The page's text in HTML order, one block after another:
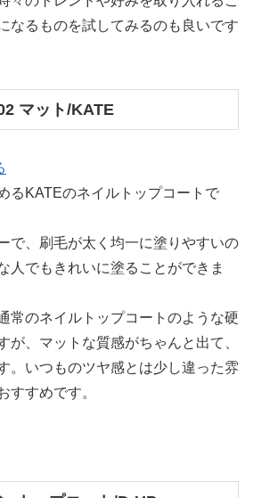
なるものを試してみるのも良いです
マット/KATE
るKATEのネイルトップコートで
で、刷毛が太く均一に塗りやすいの
人でもきれいに塗ることができま
常のネイルトップコートのような硬
が、マットな質感がちゃんと出て、
。いつものツヤ感とは少し違った雰
すすめです。